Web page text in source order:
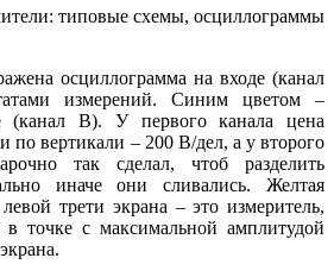
осциллограмма на входе (канал
измерений. Синим цветом –
(канал В). У первого канала цена
по вертикали – 200 В/дел, а у второго
так сделал, чтоб разделить
иначе они сливались. Желтая
трети экрана – это измеритель,
точке с максимальной амплитудой